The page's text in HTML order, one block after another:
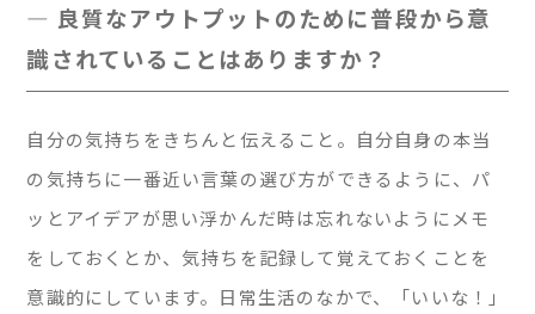
— 良質なアウトプットのために普段から意
識されていることはありますか？
自分の気持ちをきちんと伝えること。自分自身の本当
の気持ちに一番近い言葉の選び方ができるように、パ
ッとアイデアが思い浮かんだ時は忘れないようにメモ
をしておくとか、気持ちを記録して覚えておくことを
意識的にしています。日常生活のなかで、「いいな！」